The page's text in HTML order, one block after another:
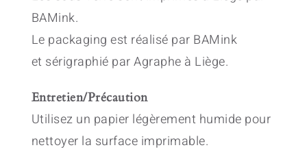
BAMink.
Le packaging est réalisé par BAMink
et sérigraphié par Agraphe à Liège.
Entretien/Précaution
Utilisez un papier légèrement humide pour
nettoyer la surface imprimable.